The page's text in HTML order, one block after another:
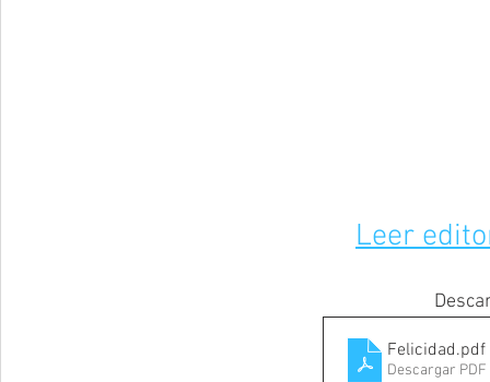
Leer
Felicidad.pdf
Descargar PDF